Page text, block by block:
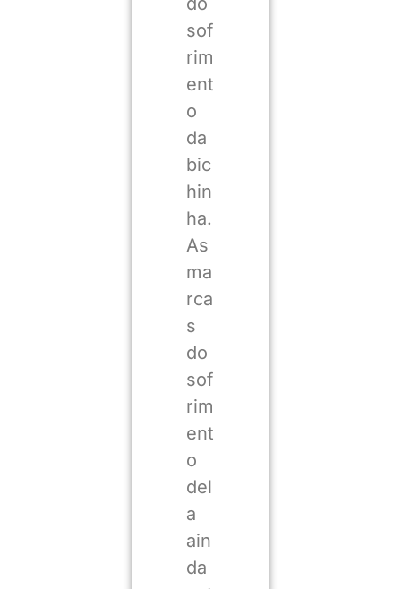
sof
rim
ent
o
da
bic
hin
ha.
As
ma
rca
s
do
sof
rim
ent
o
del
a
ain
da